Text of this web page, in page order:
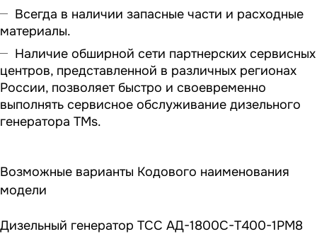
Всегда в наличии запасные части и расходные
материалы.
Наличие обширной сети партнерских сервисных
центров, представленной в различных регионах
России, позволяет быстро и своевременно
выполнять сервисное обслуживание дизельного
генератора TMs.
Возможные варианты Кодового наименования
модели
Дизельный генератор ТСС АД-1800С-Т400-1РМ8